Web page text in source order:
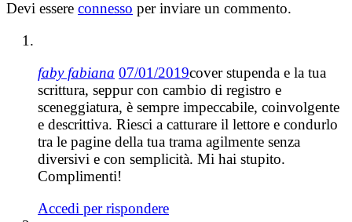
Devi essere connesso per inviare un commento.
faby fabiana 07/01/2019cover stupenda e la tua
scrittura, seppur con cambio di registro e
sceneggiatura, è sempre impeccabile, coinvolgente
e descrittiva. Riesci a catturare il lettore e condurlo
tra le pagine della tua trama agilmente senza
diversivi e con semplicità. Mi hai stupito.
Complimenti!
Accedi per rispondere